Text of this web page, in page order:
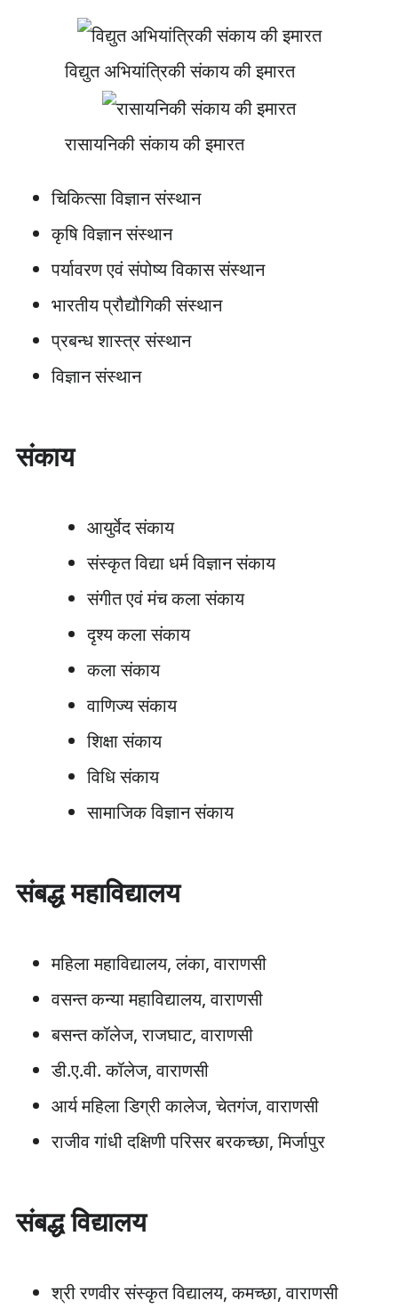
विद्युत अभियांत्रिकी संकाय की इमारत
रासायनिकी संकाय की इमारत
चिकित्सा विज्ञान संस्थान
कृषि विज्ञान संस्थान
पर्यावरण एवं संपोष्य विकास संस्थान
भारतीय प्रौद्यौगिकी संस्थान
प्रबन्ध शास्त्र संस्थान
विज्ञान संस्थान
संकाय
आयुर्वेद संकाय
संस्कृत विद्या धर्म विज्ञान संकाय
संगीत एवं मंच कला संकाय
दृश्य कला संकाय
कला संकाय
वाणिज्य संकाय
शिक्षा संकाय
विधि संकाय
सामाजिक विज्ञान संकाय
संबद्ध महाविद्यालय
महिला महाविद्यालय, लंका, वाराणसी
वसन्त कन्या महाविद्यालय, वाराणसी
बसन्त कॉलेज, राजघाट, वाराणसी
डी.ए.वी. कॉलेज, वाराणसी
आर्य महिला डिग्री कालेज, चेतगंज, वाराणसी
राजीव गांधी दक्षिणी परिसर बरकच्छा, मिर्जापुर
संबद्ध विद्यालय
श्री रणवीर संस्कृत विद्यालय, कमच्छा, वाराणसी